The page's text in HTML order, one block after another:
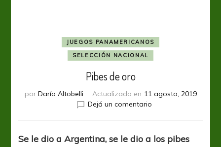
JUEGOS PANAMERICANOS
SELECCIÓN NACIONAL
Pibes de oro
por Darío Altobelli Actualizado en 11 agosto, 2019
Dejá un comentarioen
oro
Se le dio a Argentina, se le dio a los pibes